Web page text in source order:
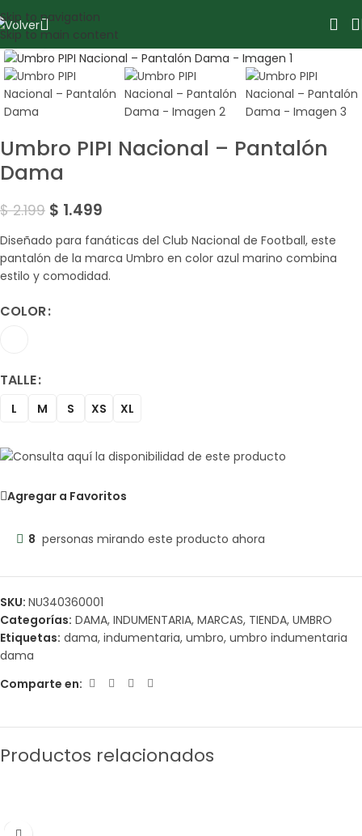
Skip to navigation
Skip to main content
SALE
Amplía la Imagen
Umbro PIPI Nacional – Pantalón
Dama
$2.199 $ 1.499
Diseñado para fanáticas del Club Nacional de Football, este
pantalón de la marca Umbro en color azul marino combina
estilo y comodidad.
COLOR
TALLE
L M S XS XL
Agregar a Favoritos
8 personas mirando este producto ahora
SKU: NU340360001
Categorías: DAMA, INDUMENTARIA, MARCAS, TIENDA, UMBRO
Etiquetas: dama, indumentaria, umbro, umbro indumentaria
dama
Comparte en:
Productos relacionados